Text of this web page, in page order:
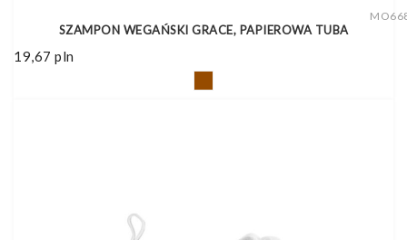
SZAMPON WEGAŃSKI GRACE, PAPIEROWA TUBA
19,67 pln